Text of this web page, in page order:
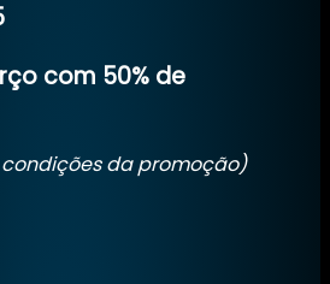
com 50% de
da promoção)